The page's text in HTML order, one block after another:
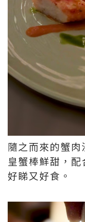
隨之而來的蟹
皇蟹棒鮮甜，配
好睇又好食。